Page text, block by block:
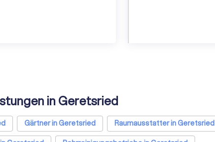
in Geretsried
Gärtner in Geretsried Raumausstatter in Geretsried